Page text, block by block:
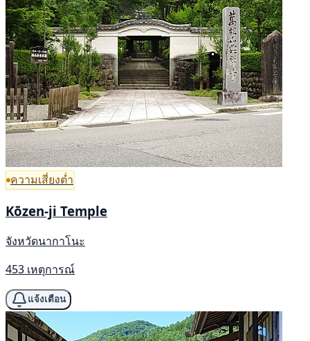
ความเสี่ยงต่ำ
Kōzen-ji Temple
จังหวัดนากาโนะ
453 เหตุการณ์
แจ้งเตือน